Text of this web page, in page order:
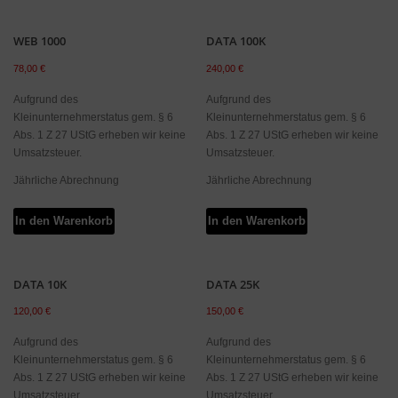
WEB 1000
78,00 €
Aufgrund des
Kleinunternehmerstatus gem. § 6
Abs. 1 Z 27 UStG erheben wir keine
Umsatzsteuer.
Jährliche Abrechnung
In den Warenkorb
DATA 100K
240,00€
Aufgrund des
Kleinunternehmerstatus gem. § 6
Abs. 1 Z 27 UStG erheben wir keine
Umsatzsteuer.
Jährliche Abrechnung
In den Warenkorb
DATA 10K
120,00 €
Aufgrund des
Kleinunternehmerstatus gem. § 6
Abs. 1 Z 27 UStG erheben wir keine
Umsatzsteuer.
DATA 25K
150,00€
Aufgrund des
Kleinunternehmerstatus gem. § 6
Abs. 1 Z 27 UStG erheben wir keine
Umsatzsteuer.